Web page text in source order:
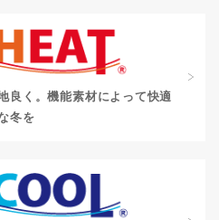
良く。機能素材によって快適
冬を